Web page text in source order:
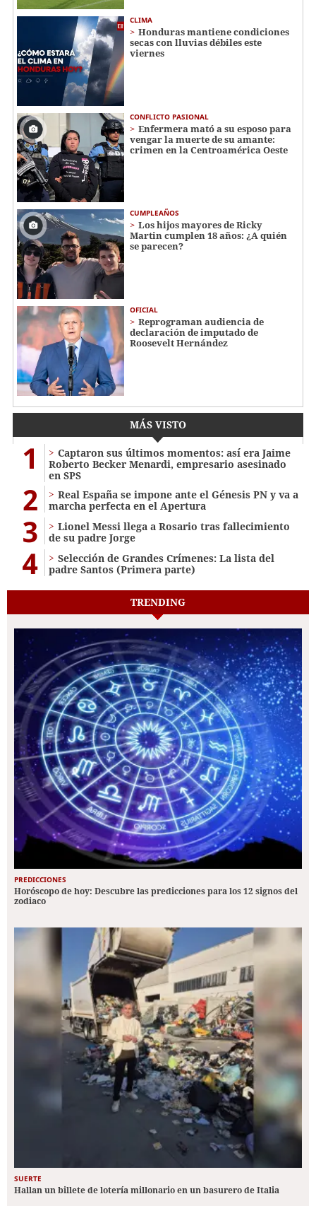
CLIMA
Honduras mantiene condiciones
secas con lluvias débiles este
viernes
CONFLICTO PASIONAL
Enfermera mató a su esposo para
vengar la muerte de su amante:
crimen en la Centroamérica Oeste
CUMPLEAÑOS
Los hijos mayores de Ricky
Martin cumplen 18 años: ¿A quién
se parecen?
OFICIAL
Reprograman audiencia de
declaración de imputado de
Roosevelt Hernández
MÁS VISTO
1
Captaron sus últimos momentos: así era Jaime
Roberto Becker Menardi​​​, empresario asesinado
en SPS
2
Real España se impone ante el Génesis PN y va a
marcha perfecta en el Apertura
3
Lionel Messi llega a Rosario tras fallecimiento
de su padre Jorge
4
Selección de Grandes Crímenes: La lista del
padre Santos (Primera parte)
TRENDING
PREDICCIONES
Horóscopo de hoy: Descubre las predicciones para los 12 signos del
zodiaco
SUERTE
Hallan un billete de lotería millonario en un basurero de Italia